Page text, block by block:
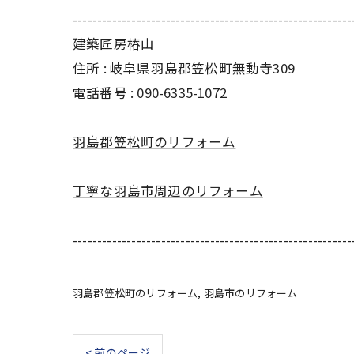
建築匠房椿山
住所 : 岐阜県羽島郡笠松町無動寺309
電話番号 : 090-6335-1072
羽島郡笠松町のリフォーム
丁寧な羽島市周辺のリフォーム
羽島郡笠松町のリフォーム 羽島市のリフォーム